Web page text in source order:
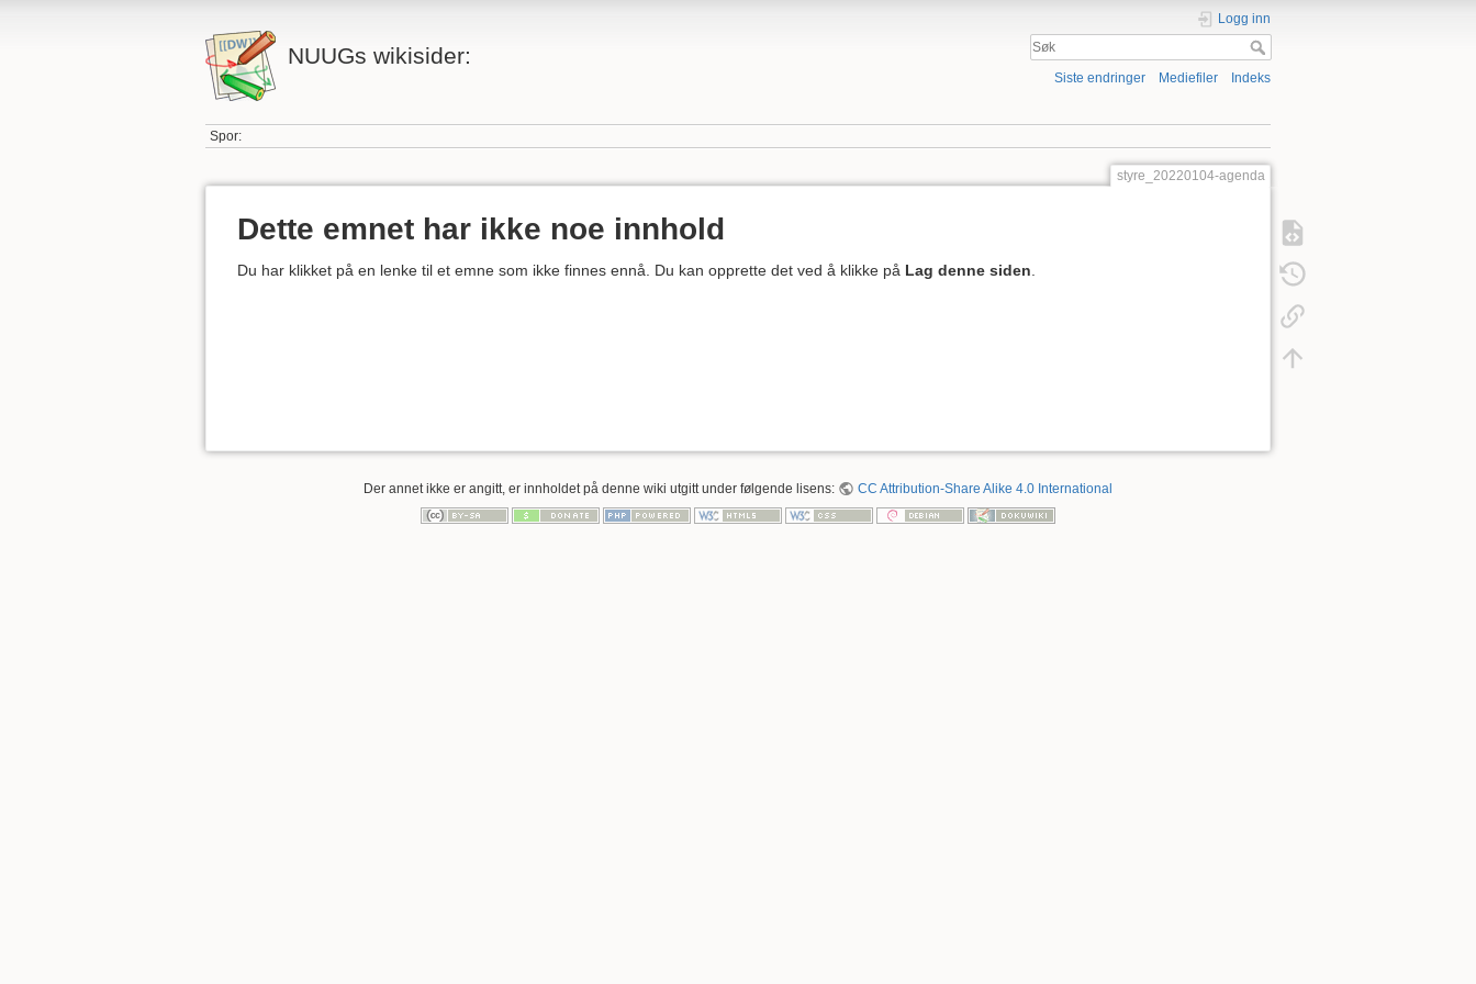
NUUGs wikisider:
Logg inn
Siste endringer Mediefiler Indeks
Spor:
styre_20220104-agenda
Dette emnet har ikke noe innhold
Du har klikket på en lenke til et emne som ikke finnes ennå. Du kan opprette det ved å klikke på Lag denne siden.
Der annet ikke er angitt, er innholdet på denne wiki utgitt under følgende lisens: CC Attribution-Share Alike 4.0 International